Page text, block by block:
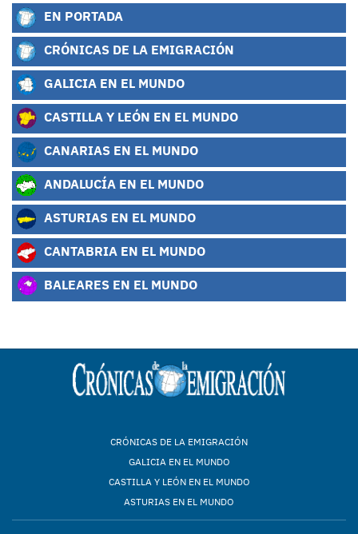
EN PORTADA
CRÓNICAS DE LA EMIGRACIÓN
GALICIA EN EL MUNDO
CASTILLA Y LEÓN EN EL MUNDO
CANARIAS EN EL MUNDO
ANDALUCÍA EN EL MUNDO
ASTURIAS EN EL MUNDO
CANTABRIA EN EL MUNDO
BALEARES EN EL MUNDO
CRÓNICAS DE LA EMIGRACIÓN
GALICIA EN EL MUNDO
CASTILLA Y LEÓN EN EL MUNDO
ASTURIAS EN EL MUNDO